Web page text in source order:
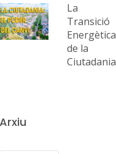
La
Transició
Energètica
de la
Ciutadania
Arxiu